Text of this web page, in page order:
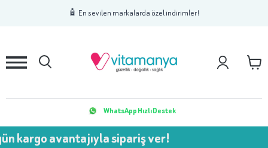
🧴 En sevilen markalarda özel indirimler!
2 3
WhatsApp Hızlı Destek
avantajıyla sipariş ver!